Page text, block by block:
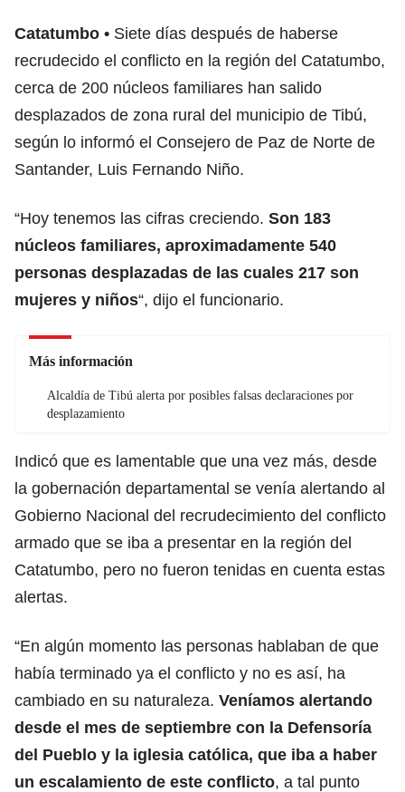
Catatumbo
Siete días después de haberse
recrudecido el conflicto en la región del Catatumbo,
cerca de 200 núcleos familiares han salido
desplazados de zona rural del municipio de Tibú,
según lo informó el Consejero de Paz de Norte de
Santander, Luis Fernando Niño.
“Hoy tenemos las cifras creciendo. Son 183
núcleos familiares, aproximadamente 540
personas desplazadas de las cuales 217 son
mujeres y niños“, dijo el funcionario.
Más información
Alcaldía de Tibú alerta por posibles falsas declaraciones por
desplazamiento
Indicó que es lamentable que una vez más, desde
la gobernación departamental se venía alertando al
Gobierno Nacional del recrudecimiento del conflicto
armado que se iba a presentar en la región del
Catatumbo, pero no fueron tenidas en cuenta estas
alertas.
“En algún momento las personas hablaban de que
había terminado ya el conflicto y no es así, ha
cambiado en su naturaleza. Veníamos alertando
desde el mes de septiembre con la Defensoría
del Pueblo y la iglesia católica, que iba a haber
un escalamiento de este conflicto, a tal punto